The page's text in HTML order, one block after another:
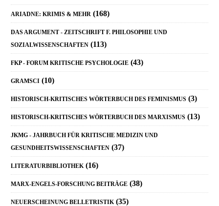
ARIADNE: KRIMIS & MEHR (168)
DAS ARGUMENT - ZEITSCHRIFT F. PHILOSOPHIE UND
SOZIALWISSENSCHAFTEN (113)
FKP - FORUM KRITISCHE PSYCHOLOGIE (43)
GRAMSCI (10)
HISTORISCH-KRITISCHES WÖRTERBUCH DES FEMINISMUS (3)
HISTORISCH-KRITISCHES WÖRTERBUCH DES MARXISMUS (13)
JKMG - JAHRBUCH FÜR KRITISCHE MEDIZIN UND
GESUNDHEITSWISSENSCHAFTEN (37)
LITERATURBIBLIOTHEK (16)
MARX-ENGELS-FORSCHUNG BEITRÄGE (38)
NEUERSCHEINUNG BELLETRISTIK (35)